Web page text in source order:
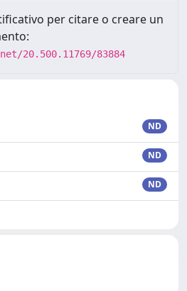
per citare o creare un
20.500.11769/83884
ND
ND
ND